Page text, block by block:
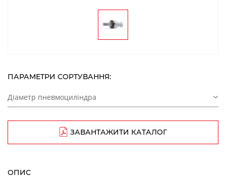
ПАРАМЕТРИ СОРТУВАННЯ:
Діаметр пневмоциліндра
ЗАВАНТАЖИТИ КАТАЛОГ
ОПИС